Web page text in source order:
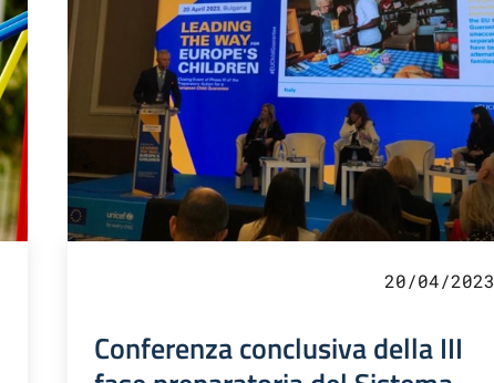
20/04/2023
Conferenza conclusiva della III